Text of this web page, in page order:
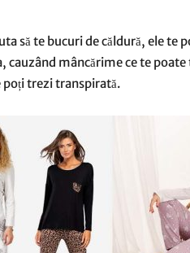
să te bucuri de căldură, ele te
cauzând mâncărime ce te
poți trezi transpirată.